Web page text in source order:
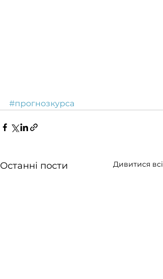
#прогнозкурса
Останні пости Дивитися всі